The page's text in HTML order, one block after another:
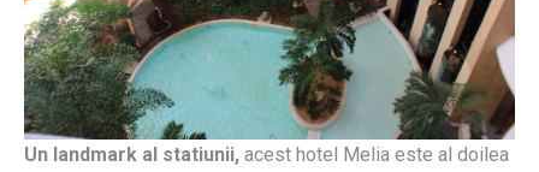
Un landmark al statiunii, acest hotel Melia este al doilea